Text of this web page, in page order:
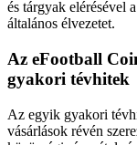
és tárgyak elérésével
általános élvezetet.
Az eFootball
gyakori tévhitek
Az egyik gyakori
vásárlások révén